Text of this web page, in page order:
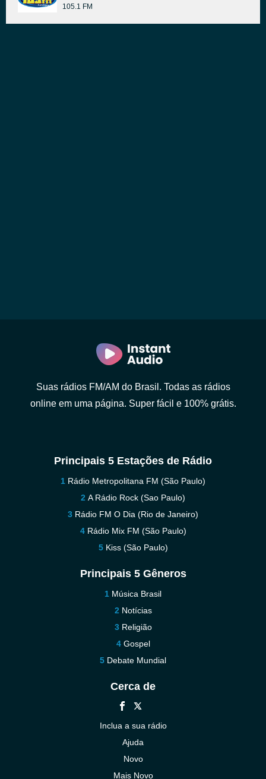
105.1 FM
Suas rádios FM/AM do Brasil. Todas as rádios
online em uma página. Super fácil e 100% grátis.
Principais 5 Estações de Rádio
Rádio Metropolitana FM (São Paulo)
A Rádio Rock (Sao Paulo)
Rádio FM O Dia (Rio de Janeiro)
Rádio Mix FM (São Paulo)
Kiss (São Paulo)
Principais 5 Gêneros
Música Brasil
Notícias
Religião
Gospel
Debate Mundial
Cerca de
Inclua a sua rádio
Ajuda
Novo
Mais Novo